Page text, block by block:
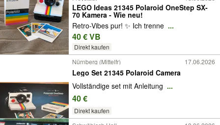
LEGO Ideas 21345 Polaroid OneStep SX-
70 Kamera - Wie neu!
Retro-Vibes pur! ✨ Ich trenne ...
40 € VB
Direkt kaufen
Nürnberg (Mittelfr)
17.06.2026
Lego Set 21345 Polaroid Camera
Vollständige set mit Anleitung ...
40 €
Direkt kaufen